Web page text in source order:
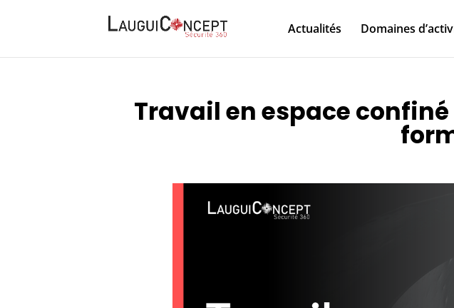
Actualités Domaines
Travail en espace